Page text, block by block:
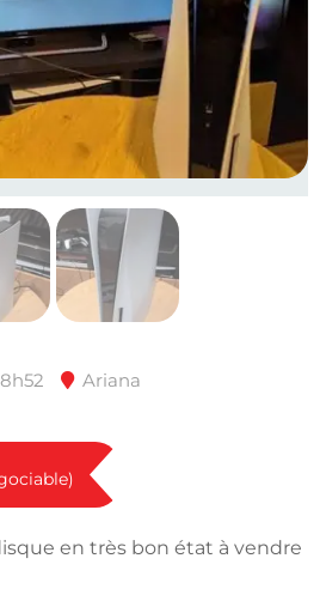
Ariana
en très bon état à vendre